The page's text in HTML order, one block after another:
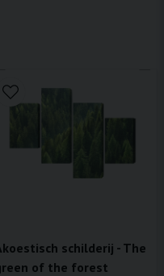
schilderij - The
of the forest